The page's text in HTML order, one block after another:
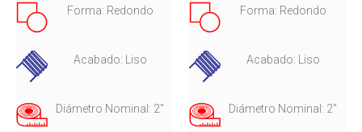
Forma: Redondo
Acabado: Liso
Diámetro Nominal: 2"
Forma: Redondo
Acabado: Liso
Diámetro Nominal: 2"